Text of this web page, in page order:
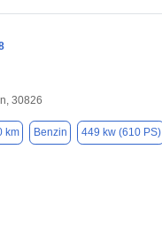
30826
km Benzin 449 kw (610 PS)